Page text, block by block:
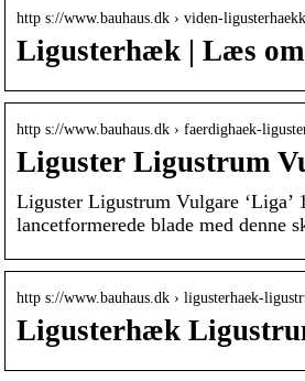
http s://www.bauhaus.dk › viden-
Ligusterhæk | Læs
http s://www.bauhaus.dk › faerdighaek-
Liguster Ligustrum
Liguster Ligustrum Vulgare
lancetformerede blade med
http s://www.bauhaus.dk › ligusterhaek-
Ligusterhæk